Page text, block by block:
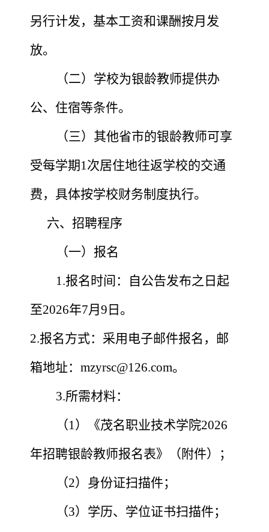
另行计发，基本工资和课酬按月发
放。
（二）学校为银龄教师提供办
公、住宿等条件。
（三）其他省市的银龄教师可享
受每学期 1次居住地往返学校的交通
费，具体按学校财务制度执行。
六、招聘程序
（一）报名
1.报名时间：自公告发布之日起
至2026年7月 9 日。
2.报名方式：采用电子邮件报名，邮
箱地址： mzyrsc@126.com。
3.所需材料：
（1）《茂名职业技术学院2026
年招聘银龄教师报名表》（附件）；
（2）身份证扫描件；
（3）学历、学位证书扫描件；